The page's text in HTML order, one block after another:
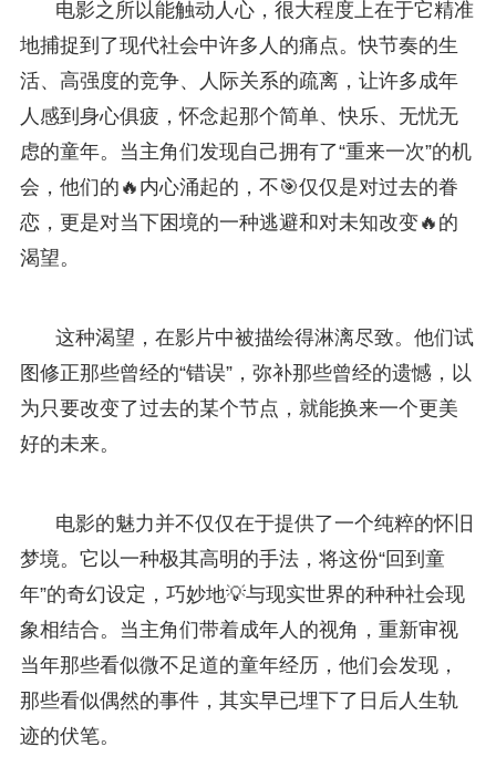
电影之所以能触动人心，很大程度上在于它精准
地捕捉到了现代社会中许多人的痛点。快节奏的生
活、高强度的竞争、人际关系的疏离，让许多成年
人感到身心俱疲，怀念起那个简单、快乐、无忧无
虑的童年。当主角们发现自己拥有了“重来一次”的机
会，他们的🔥内心涌起的，不🎯仅仅是对过去的眷
恋，更是对当下困境的一种逃避和对未知改变🔥的
渴望。
这种渴望，在影片中被描绘得淋漓尽致。他们试
图修正那些曾经的“错误”，弥补那些曾经的遗憾，以
为只要改变了过去的某个节点，就能换来一个更美
好的未来。
电影的魅力并不仅仅在于提供了一个纯粹的怀旧
梦境。它以一种极其高明的手法，将这份“回到童
年”的奇幻设定，巧妙地💡与现实世界的种种社会现
象相结合。当主角们带着成年人的视角，重新审视
当年那些看似微不足道的童年经历，他们会发现，
那些看似偶然的事件，其实早已埋下了日后人生轨
迹的伏笔。